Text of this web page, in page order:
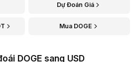
Dự Đoán Giá
Mua DOGE
DOGE sang USD